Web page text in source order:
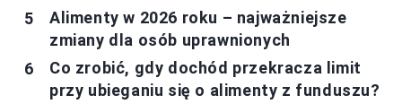
Alimenty w 2026 roku – najważniejsze
zmiany dla osób uprawnionych
Co zrobić, gdy dochód przekracza limit
przy ubieganiu się o alimenty z funduszu?